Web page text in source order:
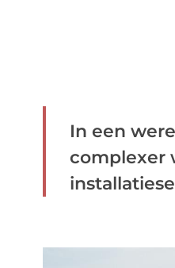
In een
complexer